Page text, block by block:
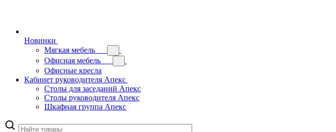
Новинки
Мягкая мебель
Офисная мебель
Офисные кресла
Кабинет руководителя Апекс
Столы для заседаний Апекс
Столы руководителя Апекс
Шкафная группа Апекс